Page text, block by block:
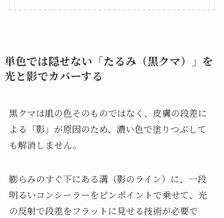
単色では隠せない「たるみ（黒クマ）」を
光と影でカバーする
黒クマは肌の色そのものではなく、皮膚の段差に
よる「影」が原因のため、濃い色で塗りつぶして
も解消しません。
膨らみのすぐ下にある溝（影のライン）に、一段
明るいコンシーラーをピンポイントで乗せて、光
の反射で段差をフラットに見せる技術が必要で